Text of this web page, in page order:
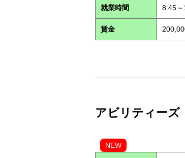
就業時間 8:45
賃金
アビリティーズ
NEW